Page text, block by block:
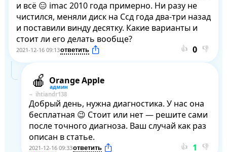
и всё 😑 imac 2010 года примерно. Ни разу не
чистился, меняли диск на Ссд года два-три назад
и поставили винду десятку. Какие варианты и
стоит ли его делать вообще?
2021-12-16 09:13 👍 👎
Orange Apple
ihtiandr138
Добрый день, нужна диагностика. У нас она
бесплатная 😉 Стоит или нет — решите сами
после точного диагноза. Ваш случай как раз
описан в статье.
2021-12-16 09:33 👍 👎